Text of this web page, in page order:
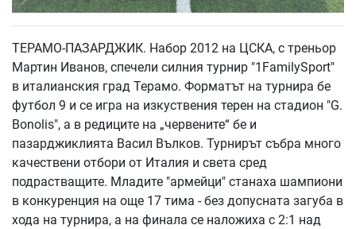
ТЕРАМО-ПАЗАРДЖИК. Набор 2012 на ЦСКА, с треньор
Мартин Иванов, спечели силния турнир "1FamilySport"
в италианския град Терамо. Форматът на турнира бе
футбол 9 и се игра на изкуствения терен на стадион "G.
Bonolis", а в редиците на „червените“ бе и
пазарджиклията Васил Вълков. Турнирът събра много
качествени отбори от Италия и света сред
подрастващите. Младите "армейци" станаха шампиони
в конкуренция на още 17 тима - без допусната загуба в
хода на турнира, а на финала се наложиха с 2:1 над